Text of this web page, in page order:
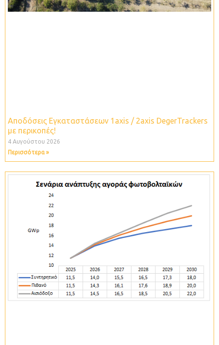
Αποδόσεις Εγκαταστάσεων 1axis / 2axis DegerTrackers
με περικοπές!
4 Αυγούστου 2026
Περισσότερα »